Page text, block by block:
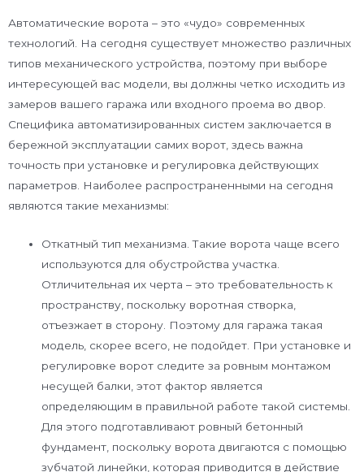
Автоматические ворота – это «чудо» современных
технологий. На сегодня существует множество различных
типов механического устройства, поэтому при выборе
интересующей вас модели, вы должны четко исходить из
замеров вашего гаража или входного проема во двор.
Специфика автоматизированных систем заключается в
бережной эксплуатации самих ворот, здесь важна
точность при установке и регулировка действующих
параметров. Наиболее распространенными на сегодня
являются такие механизмы:
Откатный тип механизма. Такие ворота чаще всего
используются для обустройства участка.
Отличительная их черта ­– это требовательность к
пространству, поскольку воротная створка,
отъезжает в сторону. Поэтому для гаража такая
модель, скорее всего, не подойдет. При установке и
регулировке ворот следите за ровным монтажом
несущей балки, этот фактор является
определяющим в правильной работе такой системы.
Для этого подготавливают ровный бетонный
фундамент, поскольку ворота двигаются с помощью
зубчатой линейки, которая приводится в действие